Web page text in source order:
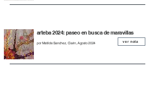
arteba 2024: paseo en busca de maravillas
por Matilde Sanchez, Clarin, Agosto 2024 ver nota